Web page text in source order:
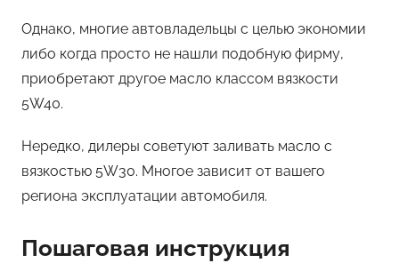
Однако, многие автовладельцы с целью экономии
либо когда просто не нашли подобную фирму,
приобретают другое масло классом вязкости
5W40.
Нередко, дилеры советуют заливать масло с
вязкостью 5W30. Многое зависит от вашего
региона эксплуатации автомобиля.
Пошаговая инструкция